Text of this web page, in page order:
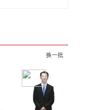
换一批